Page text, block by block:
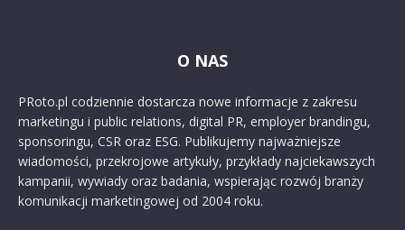
O NAS
PRoto.pl codziennie dostarcza nowe informacje z zakresu
marketingu i public relations, digital PR, employer brandingu,
sponsoringu, CSR oraz ESG. Publikujemy najważniejsze
wiadomości, przekrojowe artykuły, przykłady najciekawszych
kampanii, wywiady oraz badania, wspierając rozwój branży
komunikacji marketingowej od 2004 roku.